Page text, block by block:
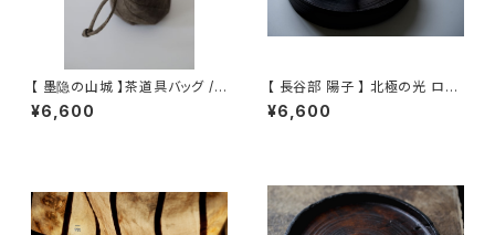
【 墨隐の山城 】茶道具バッグ /
Tea Utensil Bag
¥6,600
【 長谷部 陽子 】 北極の光 ロッ
クグラス / 【 Yoko Hasebe 】
Whisky Tumbler
¥6,600